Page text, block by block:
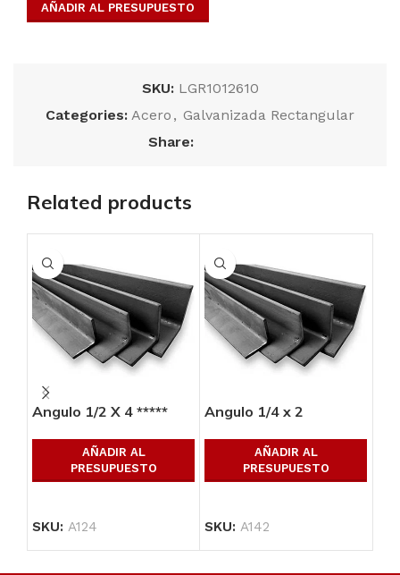
AÑADIR AL PRESUPUESTO
SKU: LGR1012610
Categories: Acero , Galvanizada Rectangular
Share:
Related products
Angulo 1/2 X 4 *****
AÑADIR AL
PRESUPUESTO
SKU: A124
Angulo 1/4 x 2
AÑADIR AL
PRESUPUESTO
SKU: A142